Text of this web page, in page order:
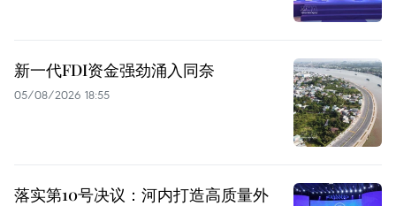
新一代FDI资金强劲涌入同奈
05/08/2026 18:55
落实第10号决议：河内打造高质量外